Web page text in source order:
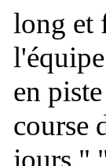
long et
en
course
jours."